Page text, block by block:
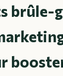
brûle-